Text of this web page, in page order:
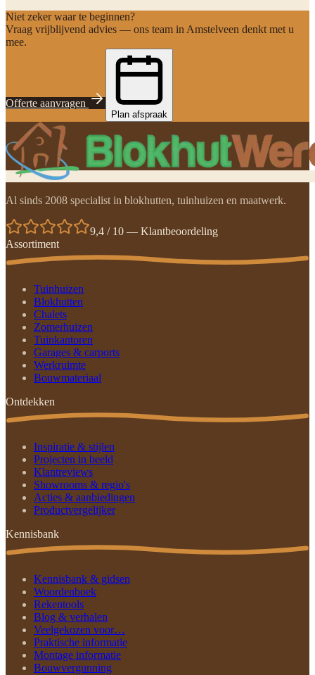
Niet zeker waar te beginnen?
Vraag vrijblijvend advies — ons team in Amstelveen denkt met u
mee.
Offerte aanvragen
Plan afspraak
Al sinds 2008 specialist in blokhutten, tuinhuizen en maatwerk.
9,4 / 10 — Klantbeoordeling
Assortiment
Tuinhuizen
Blokhutten
Chalets
Zomerhuizen
Tuinkantoren
Garages & carports
Werkruimte
Bouwmateriaal
Ontdekken
Inspiratie & stijlen
Projecten in beeld
Klantreviews
Showrooms & regio's
Acties & aanbiedingen
Productvergelijker
Kennisbank
Kennisbank & gidsen
Woordenboek
Rekentools
Blog & verhalen
Veelgekozen voor…
Praktische informatie
Montage informatie
Bouwvergunning